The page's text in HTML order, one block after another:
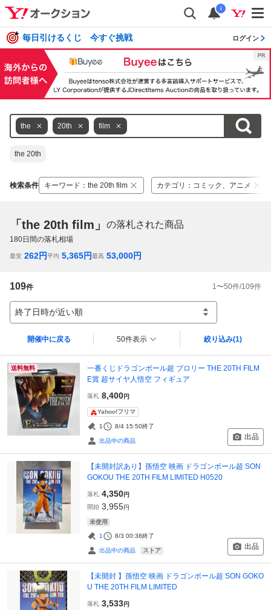
i
毎日引けるくじ 今すぐ挑戦 ログイン
the 20th film
the 20th
検索条件 キーワード ： the 20th film カテゴリ ： コミック、アニメ
「the 20th film」 の落札された商品
180日間の落札相場
最安 262円平均 5,365円最高 53,000円
109件 1 〜50件/109件
終了日時が近い順
開催中に戻る 50件表示 絞り込み(1)
送料無料
一番くじドラゴンボール超 ブロリー THE 20TH FILM
E賞 超サイヤ人悟空 フィギュア
落札 8,400円
Yahoo!フリマ
1 8/4 15:50終了
出品中の商品 出品
【未開封訳あり】孫悟空 映画 ドラゴンボール超 SON
GOKOU THE 20TH FILM LIMITED H0520
落札 4,350円
開始 3,955円
未使用
1 8/3 00:38終了
出品中の商品 ストア 出品
【未開封 】孫悟空 映画 ドラゴンボール超 SON GOKO
U THE 20TH FILM LIMITED
落札 3,533円